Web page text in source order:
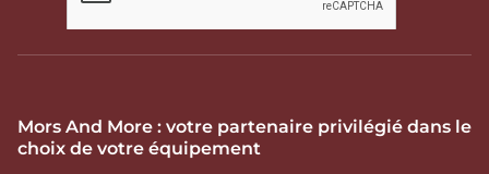
Mors And More : votre partenaire privilégié dans le
choix de votre équipement